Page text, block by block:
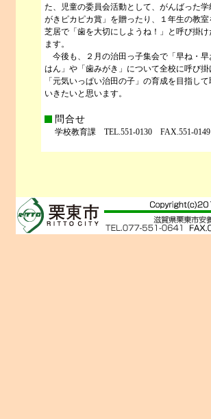
た、児童の委員会活動として、がんばった
がきピカピカ賞」を贈ったり、１年生の教
芝居で「歯を大切にしようね！」と呼び掛
ます。
今後も、２月の治田っ子集会で「早ね・早
はん」や「歯みがき」について全校に呼び
「元気いっぱい治田の子」の育成を目指し
いきたいと思います。
問合せ
学校教育課 TEL.551-0130 FAX.551-0149